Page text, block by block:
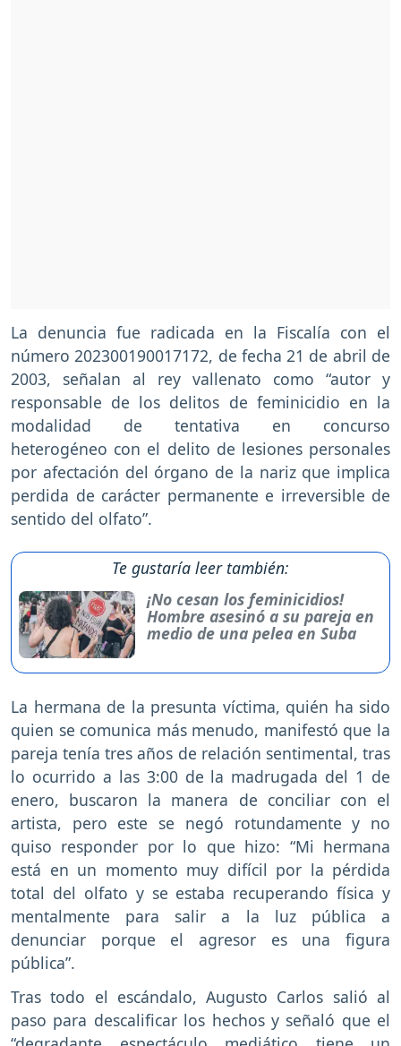
La denuncia fue radicada en la Fiscalía con el
número 202300190017172, de fecha 21 de abril de
2003, señalan al rey vallenato como “autor y
responsable de los delitos de feminicidio en la
modalidad de tentativa en concurso
heterogéneo con el delito de lesiones personales
por afectación del órgano de la nariz que implica
perdida de carácter permanente e irreversible de
sentido del olfato”.
Te gustaría leer también:
¡No cesan los feminicidios!
Hombre asesinó a su pareja en
medio de una pelea en Suba
La hermana de la presunta víctima, quién ha sido
quien se comunica más menudo, manifestó que la
pareja tenía tres años de relación sentimental, tras
lo ocurrido a las 3:00 de la madrugada del 1 de
enero, buscaron la manera de conciliar con el
artista, pero este se negó rotundamente y no
quiso responder por lo que hizo: “Mi hermana
está en un momento muy difícil por la pérdida
total del olfato y se estaba recuperando física y
mentalmente para salir a la luz pública a
denunciar porque el agresor es una figura
pública”.
Tras todo el escándalo, Augusto Carlos salió al
paso para descalificar los hechos y señaló que el